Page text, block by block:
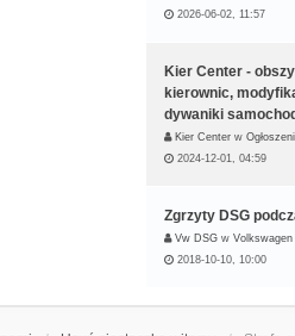
2026-06-02, 11:57
Kier Center -
kierownic,
dywaniki
Kier Center w
2024-12-01, 04:59
Zgrzyty DSG
Vw DSG w Volkswagen
2018-10-10, 10:00